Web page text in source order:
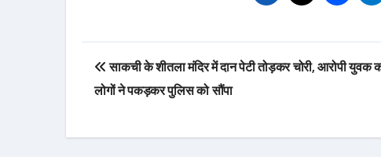
Post
navigation
साकची के शीतला मंदिर में दान पेटी तोड़कर चोरी, आरोपी युवक
लोगों ने पकड़कर पुलिस को सौंपा